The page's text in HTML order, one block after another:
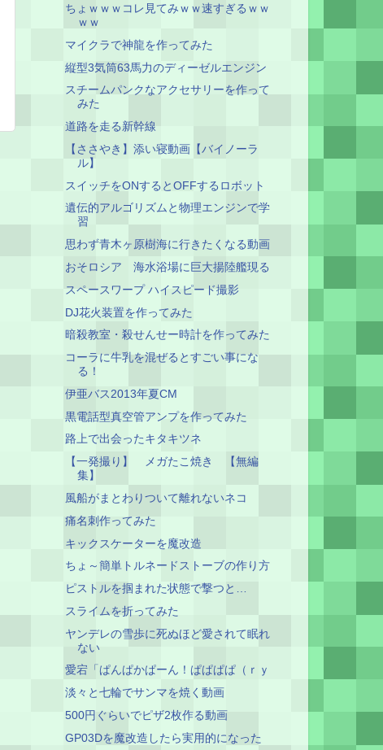
ちょｗｗｗコレ見てみｗｗ速すぎるｗｗ
ｗｗ
マイクラで神龍を作ってみた
縦型3気筒63馬力のディーゼルエンジン
スチームパンクなアクセサリーを作って
みた
道路を走る新幹線
【ささやき】添い寝動画【バイノーラ
ル】
スイッチをONするとOFFするロボット
遺伝的アルゴリズムと物理エンジンで学
習
思わず青木ヶ原樹海に行きたくなる動画
おそロシア 海水浴場に巨大揚陸艦現る
スペースワープ ハイスピード撮影
DJ花火装置を作ってみた
暗殺教室・殺せんせー時計を作ってみた
コーラに牛乳を混ぜるとすごい事にな
る！
伊亜バス2013年夏CM
黒電話型真空管アンプを作ってみた
路上で出会ったキタキツネ
【一発撮り】 メガたこ焼き 【無編
集】
風船がまとわりついて離れないネコ
痛名刺作ってみた
キックスケーターを魔改造
ちょ～簡単トルネードストーブの作り方
ピストルを掴まれた状態で撃つと…
スライムを折ってみた
ヤンデレの雪歩に死ぬほど愛されて眠れ
ない
愛宕「ぱんぱかぱーん！ぱぱぱぱ（ｒｙ
淡々と七輪でサンマを焼く動画
500円ぐらいでピザ2枚作る動画
GP03Dを魔改造したら実用的になった